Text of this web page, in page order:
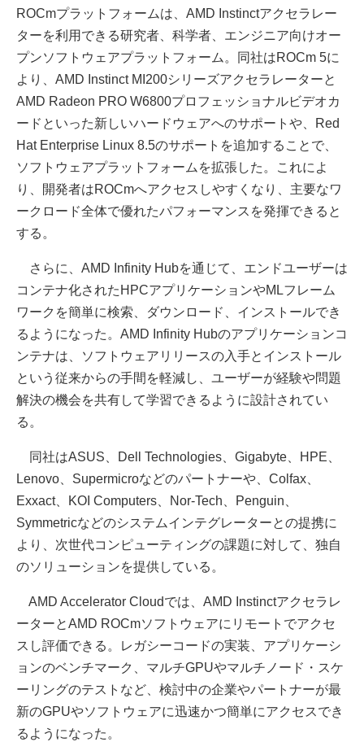
ROCmプラットフォームは、AMD Instinctアクセラレー
ターを利用できる研究者、科学者、エンジニア向けオー
プンソフトウェアプラットフォーム。同社はROCm 5に
より、AMD Instinct MI200シリーズアクセラレーターと
AMD Radeon PRO W6800プロフェッショナルビデオカ
ードといった新しいハードウェアへのサポートや、Red
Hat Enterprise Linux 8.5のサポートを追加することで、
ソフトウェアプラットフォームを拡張した。これによ
り、開発者はROCmへアクセスしやすくなり、主要なワ
ークロード全体で優れたパフォーマンスを発揮できると
する。
さらに、AMD Infinity Hubを通じて、エンドユーザーは
コンテナ化されたHPCアプリケーションやMLフレーム
ワークを簡単に検索、ダウンロード、インストールでき
るようになった。AMD Infinity Hubのアプリケーションコ
ンテナは、ソフトウェアリリースの入手とインストール
という従来からの手間を軽減し、ユーザーが経験や問題
解決の機会を共有して学習できるように設計されてい
る。
同社はASUS、Dell Technologies、Gigabyte、HPE、
Lenovo、Supermicroなどのパートナーや、Colfax、
Exxact、KOI Computers、Nor-Tech、Penguin、
Symmetricなどのシステムインテグレーターとの提携に
より、次世代コンピューティングの課題に対して、独自
のソリューションを提供している。
AMD Accelerator Cloudでは、AMD Instinctアクセラレ
ーターとAMD ROCmソフトウェアにリモートでアクセ
スし評価できる。レガシーコードの実装、アプリケーシ
ョンのベンチマーク、マルチGPUやマルチノード・スケ
ーリングのテストなど、検討中の企業やパートナーが最
新のGPUやソフトウェアに迅速かつ簡単にアクセスでき
るようになった。